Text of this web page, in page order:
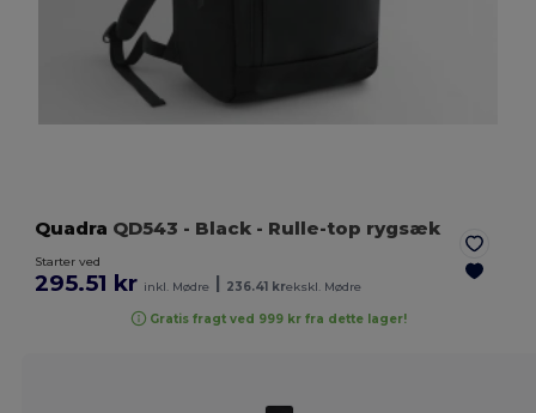
Quadra QD543 - Black - Rulle-top rygsæk
Starter ved
295.51 kr inkl. Mødre 236.41 krekskl. Mødre
Gratis fragt ved 999 kr fra dette lager!